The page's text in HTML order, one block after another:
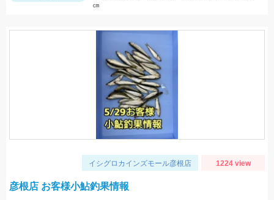
㎝
イシグロカインズモール彦根店 1224 view
彦根店 お客様小鮎釣果情報